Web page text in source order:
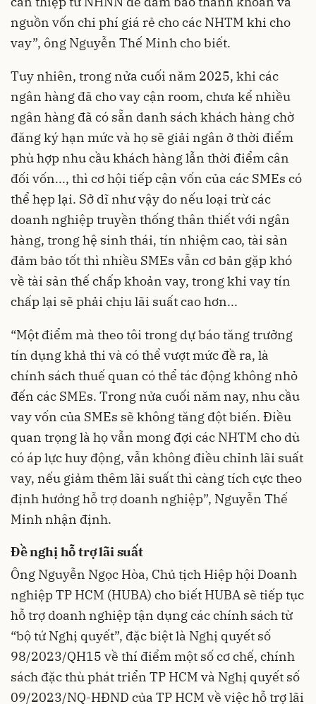
nguồn vốn chi phí giá rẻ cho các NHTM khi cho
vay”, ông Nguyễn Thế Minh cho biết.
Tuy nhiên, trong nửa cuối năm 2025, khi các
ngân hàng đã cho vay cận room, chưa kể nhiều
ngân hàng đã có sẵn danh sách khách hàng chờ
đăng ký hạn mức và họ sẽ giải ngân ở thời điểm
phù hợp nhu cầu khách hàng lẫn thời điểm cân
đối vốn..., thì cơ hội tiếp cận vốn của các SMEs có
thể hẹp lại. Sở dĩ như vậy do nếu loại trừ các
doanh nghiệp truyền thống thân thiết với ngân
hàng, trong hệ sinh thái, tín nhiệm cao, tài sản
đảm bảo tốt thì nhiều SMEs vẫn cơ bản gặp khó
về tài sản thế chấp khoản vay, trong khi vay tín
chấp lại sẽ phải chịu lãi suất cao hơn...
“Một điểm mà theo tôi trong dự báo tăng trưởng
tín dụng khả thi và có thể vượt mức đề ra, là
chính sách thuế quan có thể tác động không nhỏ
đến các SMEs. Trong nửa cuối năm nay, nhu cầu
vay vốn của SMEs sẽ không tăng đột biến. Điều
quan trọng là họ vẫn mong đợi các NHTM cho dù
có áp lực huy động, vẫn không điều chỉnh lãi suất
vay, nếu giảm thêm lãi suất thì càng tích cực theo
định hướng hỗ trợ doanh nghiệp”, Nguyễn Thế
Minh nhận định.
Đề nghị hỗ trợ lãi suất
Ông Nguyễn Ngọc Hòa, Chủ tịch Hiệp hội Doanh
nghiệp TP HCM (HUBA) cho biết HUBA sẽ tiếp tục
hỗ trợ doanh nghiệp tận dụng các chính sách từ
“bộ tứ Nghị quyết”, đặc biệt là Nghị quyết số
98/2023/QH15 về thí điểm một số cơ chế, chính
sách đặc thù phát triển TP HCM và Nghị quyết số
09/2023/NQ-HĐND của TP HCM về việc hỗ trợ lãi